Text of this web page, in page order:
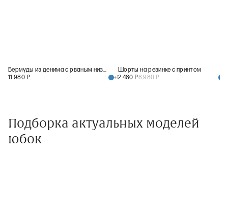
Бермуды из денима с рваным низом
11 980 ₽ +1
Шорты на резинке с принтом
2 480 ₽8 980₽
Подборка актуальных моделей
юбок